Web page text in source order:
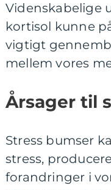
Videnskabelige
kortisol kunne
vigtigt
mellem vores
Årsager til
Stress bumser
stress,
forandringer i